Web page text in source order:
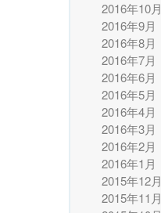
2016年10月
2016年9月
2016年8月
2016年7月
2016年6月
2016年5月
2016年4月
2016年3月
2016年2月
2016年1月
2015年12月
2015年11月